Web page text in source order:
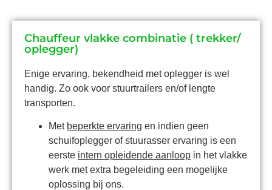
Chauffeur vlakke combinatie ( trekker/
oplegger)
Enige ervaring, bekendheid met oplegger is wel
handig. Zo ook voor stuurtrailers en/of lengte
transporten.
Met beperkte ervaring en indien geen
schuifoplegger of stuurasser ervaring is een
eerste intern opleidende aanloop in het vlakke
werk met extra begeleiding een mogelijke
oplossing bij ons.